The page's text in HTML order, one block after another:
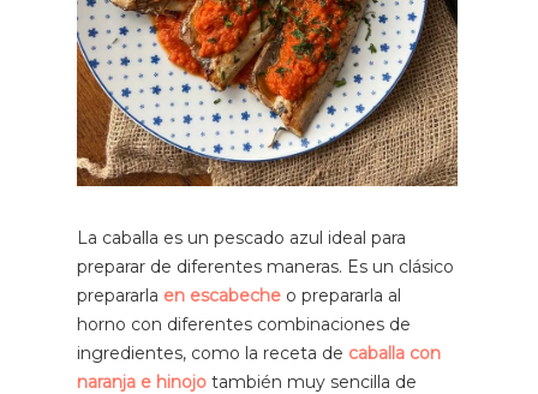
La caballa es un pescado azul ideal para
preparar de diferentes maneras. Es un clásico
prepararla en escabeche o prepararla al
horno con diferentes combinaciones de
ingredientes, como la receta de caballa con
naranja e hinojo también muy sencilla de